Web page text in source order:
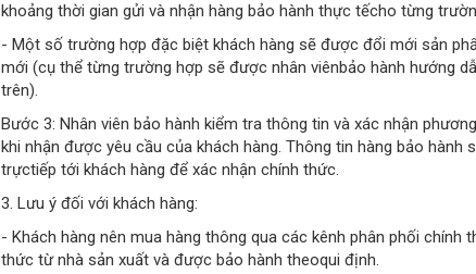
khoảng thời gian gửi và nhận hàng bảo hành thực tếcho từng
- Một số trường hợp đặc biệt khách hàng sẽ được đổi mới sản
mới (cụ thể từng trường hợp sẽ được nhân viênbảo hành hướng
trên).
Bước 3: Nhân viên bảo hành kiểm tra thông tin và xác nhận
khi nhận được yêu cầu của khách hàng. Thông tin hàng bảo
trựctiếp tới khách hàng để xác nhận chính thức.
3. Lưu ý đối với khách hàng:
- Khách hàng nên mua hàng thông qua các kênh phân phối
thức từ nhà sản xuất và được bảo hành theoqui định.